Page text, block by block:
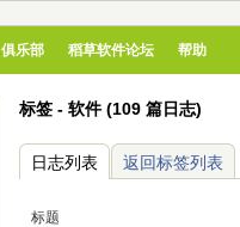
俱乐部 稻草软件论坛 帮助
标签 - 软件 (109 篇日志)
日志列表 返回标签列表
标题